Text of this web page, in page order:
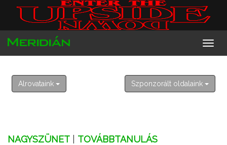
2026. augusztus 10. hétfő
Lőrinc
Alrovataink Szponzorált oldalaink
NAGYSZÜNET TOVÁBBTANULÁS